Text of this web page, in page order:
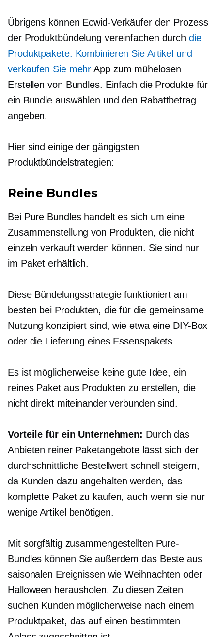
Übrigens können Ecwid-Verkäufer den Prozess
der Produktbündelung vereinfachen durch die
Produktpakete: Kombinieren Sie Artikel und
verkaufen Sie mehr App zum mühelosen
Erstellen von Bundles. Einfach die Produkte für
ein Bundle auswählen und den Rabattbetrag
angeben.
Hier sind einige der gängigsten
Produktbündelstrategien:
Reine Bundles
Bei Pure Bundles handelt es sich um eine
Zusammenstellung von Produkten, die nicht
einzeln verkauft werden können. Sie sind nur
im Paket erhältlich.
Diese Bündelungsstrategie funktioniert am
besten bei Produkten, die für die gemeinsame
Nutzung konzipiert sind, wie etwa eine DIY-Box
oder die Lieferung eines Essenspakets.
Es ist möglicherweise keine gute Idee, ein
reines Paket aus Produkten zu erstellen, die
nicht direkt miteinander verbunden sind.
Vorteile für ein Unternehmen: Durch das
Anbieten reiner Paketangebote lässt sich der
durchschnittliche Bestellwert schnell steigern,
da Kunden dazu angehalten werden, das
komplette Paket zu kaufen, auch wenn sie nur
wenige Artikel benötigen.
Mit sorgfältig zusammengestellten Pure-
Bundles können Sie außerdem das Beste aus
saisonalen Ereignissen wie Weihnachten oder
Halloween herausholen. Zu diesen Zeiten
suchen Kunden möglicherweise nach einem
Produktpaket, das auf einen bestimmten